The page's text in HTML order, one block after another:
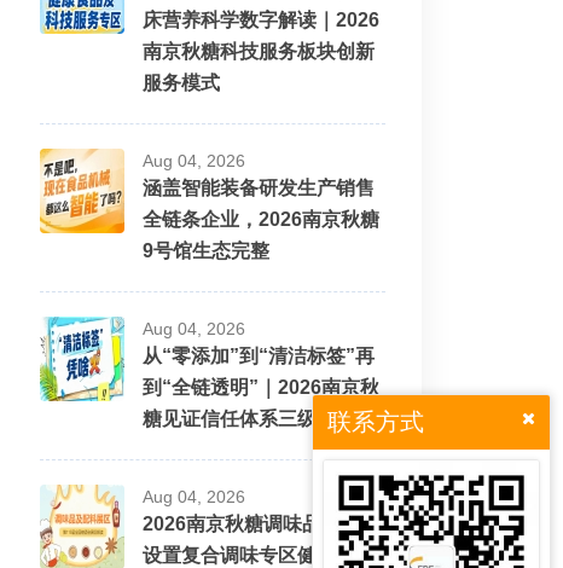
床营养科学数字解读｜2026
南京秋糖科技服务板块创新
服务模式
Aug 04, 2026
涵盖智能装备研发生产销售
全链条企业，2026南京秋糖
9号馆生态完整
Aug 04, 2026
从“零添加”到“清洁标签”再
到“全链透明”｜2026南京秋
糖见证信任体系三级跳
Aug 04, 2026
2026南京秋糖调味品展区将
设置复合调味专区健康配料
联系方式